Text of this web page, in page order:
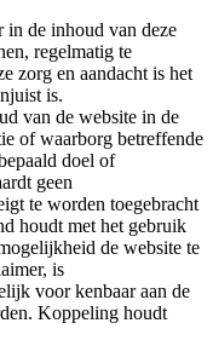
in de inhoud van deze
regelmatig te
zorg en aandacht is het
is.
van de website in de
of waarborg betreffende
doel of
geen
te worden toegebracht
houdt met het gebruik
de website te
is
voor kenbaar aan de
Koppeling houdt